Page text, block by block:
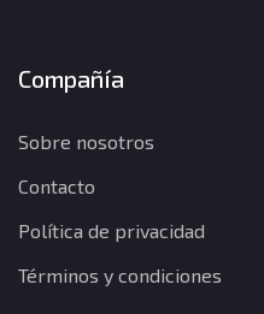
Compañía
Sobre nosotros
Contacto
Política de privacidad
Términos y condiciones